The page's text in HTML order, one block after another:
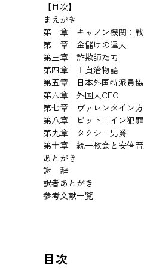
【目次】
まえがき
第一章 キャノン機関：
第二章 金儲けの達人
第三章 詐欺師たち
第四章 王貞治物語
第五章 日本外国特派員協
第六章 外国人CEO
第七章 ヴァレンタイン
第八章 ビットコイン犯罪
第九章 タクシー男爵
第十章 統一教会と安倍
あとがき
謝 辞
訳者あとがき
参考文献一覧
目次